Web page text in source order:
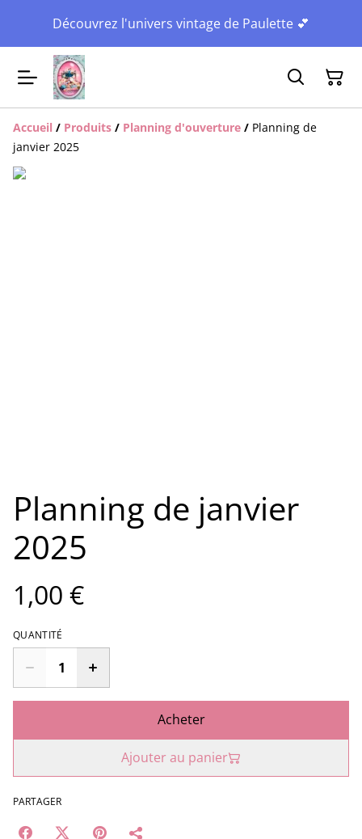
Découvrez l'univers vintage de Paulette 💕
Accueil / Produits / Planning d'ouverture / Planning de
janvier 2025
Planning de janvier
2025
1,00 €
QUANTITÉ
Acheter
Ajouter au panier
PARTAGER